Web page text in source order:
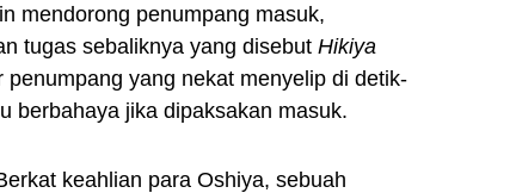
mendorong penumpang masuk,
tugas sebaliknya yang disebut Hikiya
yang nekat menyelip di detik-
berbahaya jika dipaksakan masuk.
keahlian para Oshiya, sebuah